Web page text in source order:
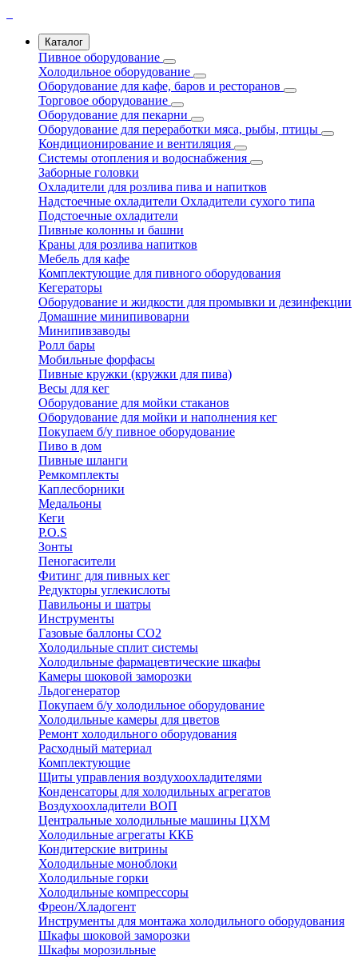
Каталог
Пивное оборудование
Холодильное оборудование
Оборудование для кафе, баров и ресторанов
Торговое оборудование
Оборудование для пекарни
Оборудование для переработки мяса, рыбы, птицы
Кондиционирование и вентиляция
Системы отопления и водоснабжения
Заборные головки
Охладители для розлива пива и напитков
Надстоечные охладители Охладители сухого типа
Подстоечные охладители
Пивные колонны и башни
Краны для розлива напитков
Мебель для кафе
Комплектующие для пивного оборудования
Кегераторы
Оборудование и жидкости для промывки и дезинфекции
Домашние минипивоварни
Минипивзаводы
Ролл бары
Мобильные форфасы
Пивные кружки (кружки для пива)
Весы для кег
Оборудование для мойки стаканов
Оборудование для мойки и наполнения кег
Покупаем б/у пивное оборудование
Пиво в дом
Пивные шланги
Ремкомплекты
Каплесборники
Медальоны
Кеги
P.O.S
Зонты
Пеногасители
Фитинг для пивных кег
Редукторы углекислоты
Павильоны и шатры
Инструменты
Газовые баллоны CO2
Холодильные cплит системы
Холодильные фармацевтические шкафы
Камеры шоковой заморозки
Льдогенератор
Покупаем б/у холодильное оборудование
Холодильные камеры для цветов
Ремонт холодильного оборудования
Расходный материал
Комплектующие
Щиты управления воздухоохладителями
Конденсаторы для холодильных агрегатов
Воздухоохладители ВОП
Центральные холодильные машины ЦХМ
Холодильные агрегаты ККБ
Кондитерские витрины
Холодильные моноблоки
Холодильные горки
Холодильные компрессоры
Фреон/Хладогент
Инструменты для монтажа холодильного оборудования
Шкафы шоковой заморозки
Шкафы морозильные